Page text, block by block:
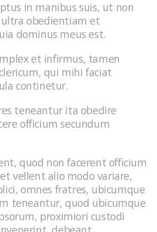
in manibus suis, ut non
ultra obedientiam et
dominus meus est.
et infirmus, tamen
qui mihi faciat
continetur.
teneantur ita obedire
officium secundum
quod non facerent officium
vellent alio modo variare,
omnes fratres, ubicumque
teneantur, quod ubicumque
proximiori custodi